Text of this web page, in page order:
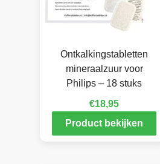
Ontkalkingstabletten
mineraalzuur voor
Philips – 18 stuks
€18,95
Product bekijken